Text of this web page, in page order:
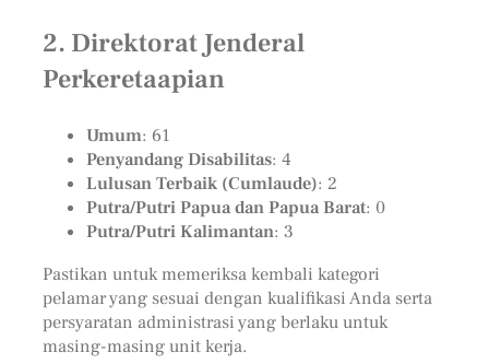
2. Direktorat Jenderal
Perkeretaapian
Umum: 61
Penyandang Disabilitas: 4
Lulusan Terbaik (Cumlaude): 2
Putra/Putri Papua dan Papua Barat: 0
Putra/Putri Kalimantan: 3
Pastikan untuk memeriksa kembali kategori
pelamar yang sesuai dengan kualifikasi Anda serta
persyaratan administrasi yang berlaku untuk
masing-masing unit kerja.